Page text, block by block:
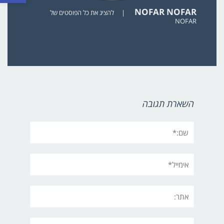
NOFAR NOFAR
|
להציג את כל הפוסטים של
NOFAR
השארת תגובה